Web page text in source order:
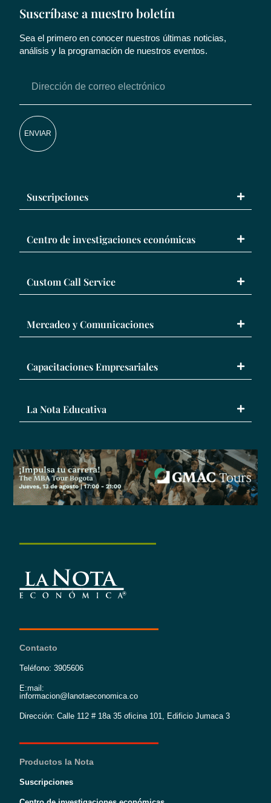
Suscríbase a nuestro boletín
Sea el primero en conocer nuestros últimas noticias,
análisis y la programación de nuestros eventos.
ENVIAR
Suscripciones
Centro de investigaciones económicas
Custom Call Service
Mercadeo y Comunicaciones
Capacitaciones Empresariales
La Nota Educativa
Contacto
Teléfono: 3905606
E:mail:
informacion@lanotaeconomica.co
Dirección: Calle 112 # 18a 35 oficina 101, Edificio Jumaca 3
Productos la Nota
Suscripciones